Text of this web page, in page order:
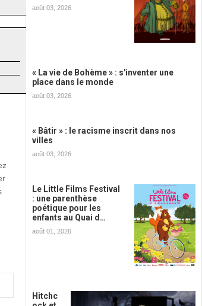
août 03, 2026
« La vie de Bohème » : s'inventer une
place dans le monde
août 03, 2026
« Bâtir » : le racisme inscrit dans nos
villes
août 03, 2026
Le Little Films Festival
: une parenthèse
poétique pour les
enfants au Quai d…
août 01, 2026
Hitchc